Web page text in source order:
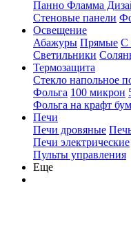
Панно Фламма
Стеновые панели
Освещение
Абажуры Прямые С
Светильники
Термозащита
Стекло напольное
Фольга 100 микрон
Фольга на крафт
Печи
Печи дровяные
Печи электрические
Пульты управления
Еще